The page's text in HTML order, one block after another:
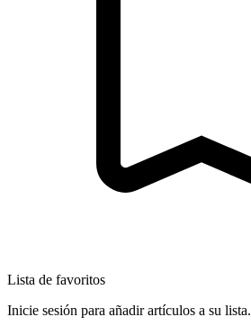
Lista de favoritos
Inicie sesión para añadir artículos a su lista.